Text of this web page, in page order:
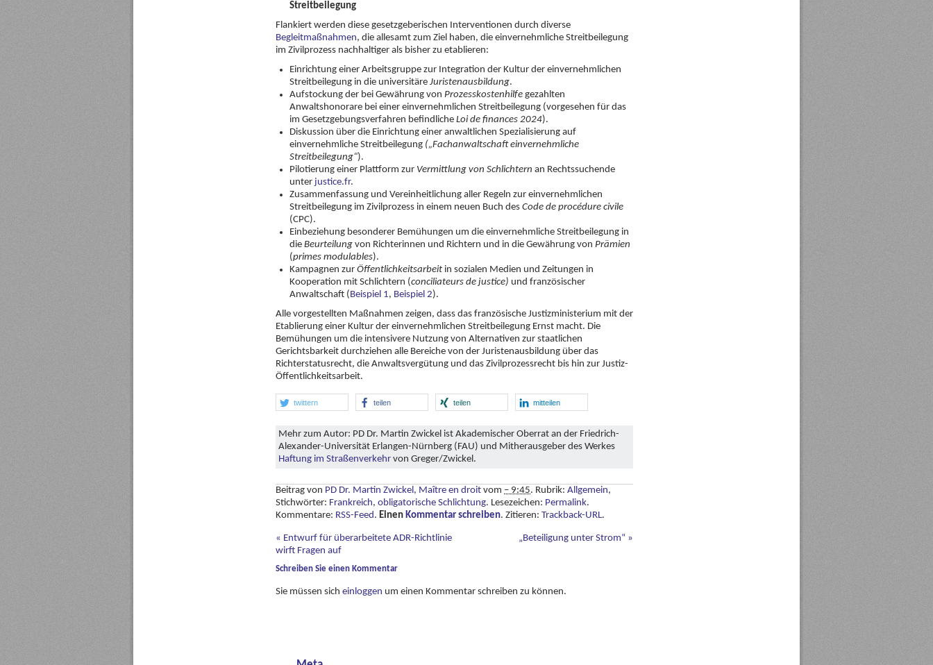
Streitbeilegung
Flankiert werden diese gesetzgeberischen Interventionen durch diverse
Begleitmaßnahmen, die allesamt zum Ziel haben, die einvernehmliche Streitbeilegung
im Zivilprozess nachhaltiger als bisher zu etablieren:
Einrichtung einer Arbeitsgruppe zur Integration der Kultur der einvernehmlichen
Streitbeilegung in die universitäre Juristenausbildung.
Aufstockung der bei Gewährung von Prozesskostenhilfe gezahlten
Anwaltshonorare bei einer einvernehmlichen Streitbeilegung (vorgesehen für das
im Gesetzgebungsverfahren befindliche Loi de finances 2024).
Diskussion über die Einrichtung einer anwaltlichen Spezialisierung auf
einvernehmliche Streitbeilegung („Fachanwaltschaft einvernehmliche
Streitbeilegung“).
Pilotierung einer Plattform zur Vermittlung von Schlichtern an Rechtssuchende
unter justice.fr.
Zusammenfassung und Vereinheitlichung aller Regeln zur einvernehmlichen
Streitbeilegung im Zivilprozess in einem neuen Buch des Code de procédure civile
(CPC).
Einbeziehung besonderer Bemühungen um die einvernehmliche Streitbeilegung in
die Beurteilung von Richterinnen und Richtern und in die Gewährung von Prämien
(primes modulables).
Kampagnen zur Öffentlichkeitsarbeit in sozialen Medien und Zeitungen in
Kooperation mit Schlichtern (conciliateurs de justice) und französischer
Anwaltschaft (Beispiel 1, Beispiel 2).
Alle vorgestellten Maßnahmen zeigen, dass das französische Justizministerium mit der
Etablierung einer Kultur der einvernehmlichen Streitbeilegung Ernst macht. Die
Bemühungen um die intensivere Nutzung von Alternativen zur staatlichen
Gerichtsbarkeit durchziehen alle Bereiche von der Juristenausbildung über das
Richterstatusrecht, die Anwaltsvergütung und das Zivilprozessrecht bis hin zur Justiz-
Öffentlichkeitsarbeit.
twittern teilen teilen mitteilen
Mehr zum Autor: PD Dr. Martin Zwickel ist Akademischer Oberrat an der Friedrich-
Alexander-Universität Erlangen-Nürnberg (FAU) und Mitherausgeber des Werkes
Haftung im Straßenverkehr von Greger/Zwickel.
Beitrag von PD Dr. Martin Zwickel, Maître en droit vom – 9:45. Rubrik: Allgemein,
Stichwörter: Frankreich, obligatorische Schlichtung. Lesezeichen: Permalink.
Kommentare: RSS-Feed. Einen Kommentar schreiben. Zitieren: Trackback-URL.
« Entwurf für überarbeitete ADR-Richtlinie
wirft Fragen auf
„Beteiligung unter Strom“ »
Schreiben Sie einen Kommentar
Sie müssen sich einloggen um einen Kommentar schreiben zu können.